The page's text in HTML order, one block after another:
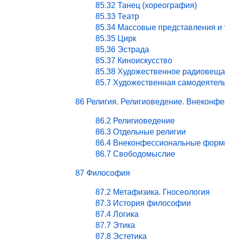
85.32 Танец (хореография)
85.33 Театр
85.34 Массовые представления и
85.35 Цирк
85.36 Эстрада
85.37 Киноискусство
85.38 Художественное
85.7 Художественная
86 Религия. Религиоведение.
86.2 Религиоведение
86.3 Отдельные религии
86.4 Внеконфессиональные
86.7 Свободомыслие
87 Философия
87.2 Метафизика. Гносеология
87.3 История философии
87.4 Логика
87.7 Этика
87.8 Эстетика